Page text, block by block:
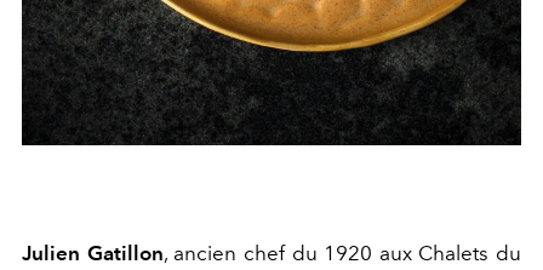
Julien Gatillon, ancien chef du 1920 auxChalets du